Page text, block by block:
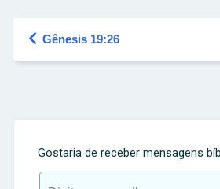
 Gênesis 19:26
Gostaria de receber mensagens